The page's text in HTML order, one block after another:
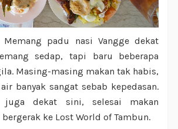
Memang padu nasi Vangge dekat
sedap, tapi baru beberapa
Masing-masing makan tak habis,
banyak sangat sebab kepedasan.
juga dekat sini, selesai makan
ke Lost World of Tambun.